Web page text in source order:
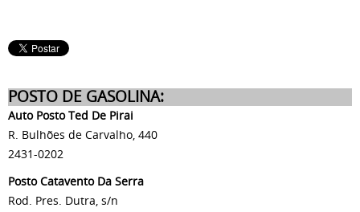
POSTO DE GASOLINA:
Auto Posto Ted De Pirai
R. Bulhões de Carvalho, 440
2431-0202
Posto Catavento Da Serra
Rod. Pres. Dutra, s/n